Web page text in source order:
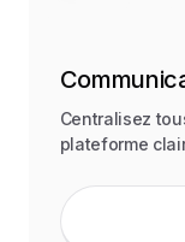
Centralisez
plateforme